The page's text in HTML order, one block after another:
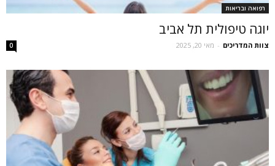
רפואה ובריאות
יוגה טיפולית תל אביב
צוות המדריכים - מאי 20, 2025 0